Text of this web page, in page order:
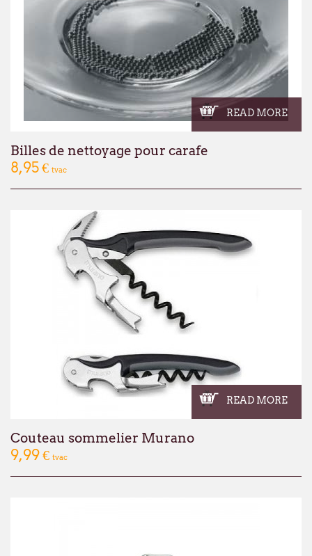
READ MORE
Billes de nettoyage pour carafe
8,95 € tvac
READ MORE
Couteau sommelier Murano
9,99 € tvac